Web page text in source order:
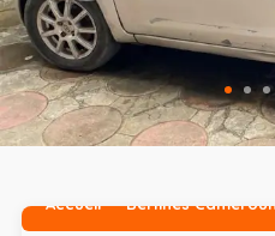
Accueil Berlines